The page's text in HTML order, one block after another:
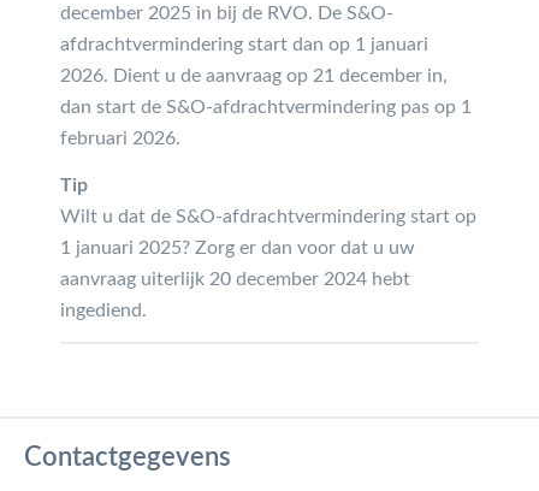
december 2025 in bij de RVO. De S&O-
afdrachtvermindering start dan op 1 januari
2026. Dient u de aanvraag op 21 december in,
dan start de S&O-afdrachtvermindering pas op 1
februari 2026.
Tip
Wilt u dat de S&O-afdrachtvermindering start op
1 januari 2025? Zorg er dan voor dat u uw
aanvraag uiterlijk 20 december 2024 hebt
ingediend.
Contactgegevens